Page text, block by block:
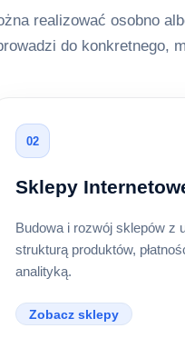
realizować osobno
do konkretnego,
02
Sklepy
Budowa i rozwój sklepów z
strukturą produktów,
analityką.
Zobacz sklepy